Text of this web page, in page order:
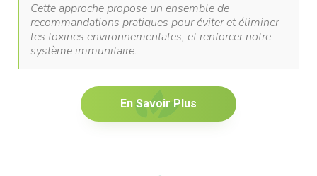
Cette approche propose un ensemble de
recommandations pratiques pour éviter et éliminer
les toxines environnementales, et renforcer notre
système immunitaire.
En Savoir Plus